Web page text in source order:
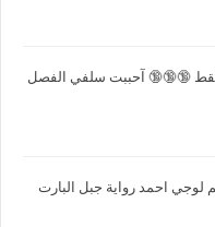
فقط 🔞🔞🔞 آحببت سلفي الفصل
لوجي احمد رواية جبل البارت